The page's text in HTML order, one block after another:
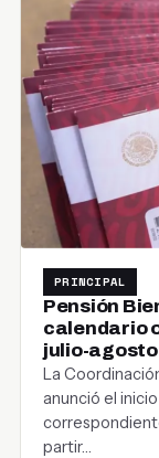
PRINCIPAL
Pensión
calendario
julio-agosto
La
anunció el
partir…